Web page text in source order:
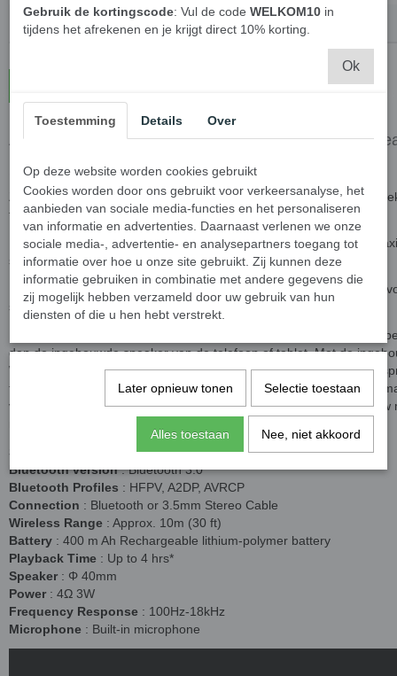
AMP Wedge 2 in 1 Compact Draadloze Bluetooth
Smartphone houder - Wit
Zeg hallo tegen WEDGE, een driehoekige kleine Bluetooth®-
functies bevat.
Ingebouwde zuigkoppen grepen de smartphones en tablets met
schermen vast.
De schuine hoeken kunt u gebruiken als standaard voor uw toestel
surfen, kijken naar films of lezen.
De 40 mm Driver levert helder, vollere geluid, waardoor u een veel
dan de ingebouwde speaker van de telefoon of tablet. Met de
WEDGE ook te bruiken als hand free, zodat u naadloos
tussen de nummers op uw afspeellijst. De
10 m Bluetooth®-bereik
vrijheid mogelijk, waardoor WEDGE het perfecte accessoire voor uw
Specificatie:
Bluetooth version: Bluetooth 3.0
Bluetooth Profiles : HFPV, A2DP, AVRCP
Connection : Bluetooth or 3.5mm Stereo Cable
Wireless Range : Approx. 10m (30 ft)
Battery : 400 m Ah Rechargeable lithium-polymer battery
Playback Time : Up to 4 hrs*
Speaker : Φ 40mm
Power : 4Ω 3W
Frequency Response : 100Hz-18kHz
Microphone : Built-in microphone
Gebruik de kortingscode: Vul de code WELKOM10 in
tijdens het afrekenen en je krijgt direct 10% korting.
Ok
Toestemming Details Over
Op deze website worden cookies gebruikt
Cookies worden door ons gebruikt voor verkeersanalyse, het
aanbieden van sociale media-functies en het personaliseren
van informatie en advertenties. Daarnaast verlenen we onze
sociale media-, advertentie- en analysepartners toegang tot
informatie over hoe u onze site gebruikt. Zij kunnen deze
informatie gebruiken in combinatie met andere gegevens die
zij mogelijk hebben verzameld door uw gebruik van hun
diensten of die u hen hebt verstrekt.
Later opnieuw tonen Selectie toestaan
Alles toestaan Nee, niet akkoord